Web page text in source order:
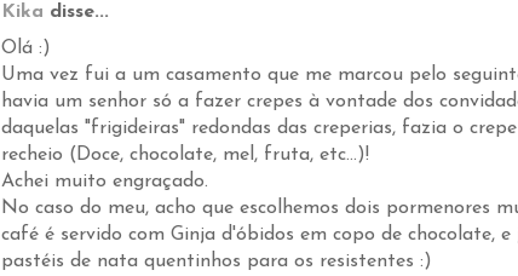
Kika disse...
Olá :)
Uma vez fui a um casamento que me marcou pelo
havia um senhor só a fazer crepes à vontade dos
daquelas "frigideiras" redondas das creperias, fazia o
recheio (Doce, chocolate, mel, fruta, etc...)!
Achei muito engraçado.
No caso do meu, acho que escolhemos dois pormenores
café é servido com Ginja d'óbidos em copo de chocolate,
pastéis de nata quentinhos para os resistentes :)